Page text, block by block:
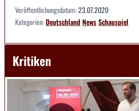
Veröffentlichungsdatum:23.07.2020
Kategorien:DeutschlandNewsSchauspiel
Kritiken